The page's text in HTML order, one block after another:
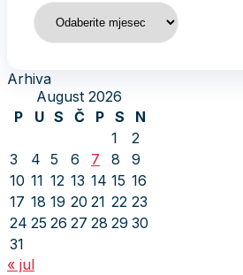
Arhiva
Arhiva
August 2026
P
U S Č P S
N
1
2
3
4 5 6 7 8
9
10 11 12 13 14 15 16
17 18 19 20 21 22 23
24 25 26 27 28 29 30
31
« jul